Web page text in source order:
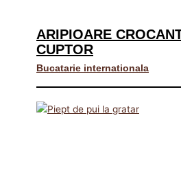
ARIPIOARE
CUPTOR
Bucatarie internationala